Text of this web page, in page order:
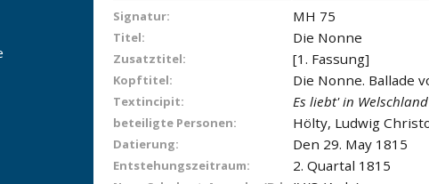
Signatur: MH 75
Titel: Die Nonne
Zusatztitel: [1. Fassung]
Kopftitel: Die Nonne. Ballade
Textincipit: Es liebt' in
beteiligte Personen: Hölty, Ludwig
Datierung: Den 29. May 1815
Entstehungszeitraum: 2. Quartal 1815